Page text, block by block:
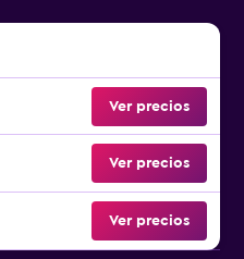
Ver precios
Ver precios
Ver precios